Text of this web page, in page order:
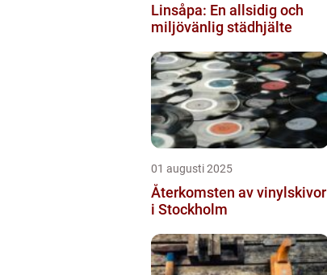
Linsåpa: En allsidig och
miljövänlig städhjälte
01 augusti 2025
Återkomsten av vinylskivor
i Stockholm